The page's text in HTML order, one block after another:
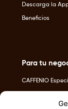
Descarga la
Beneficios
Para tu
CAFFENIO